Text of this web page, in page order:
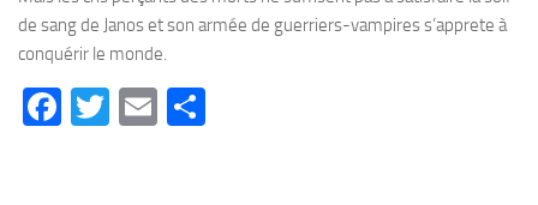
de sang de Janos et son armée de guerriers-vampires s’apprete à
conquérir le monde.
Facebook
Twitter
Email